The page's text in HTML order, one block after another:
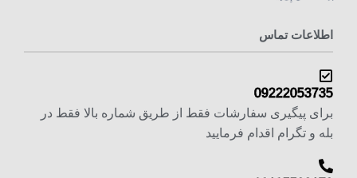
اطلاعات تماس
09222053735
برای پیگیری سفارشات فقط از طریق شماره بالا فقط در
بله و تگرام اقدام فرمایید